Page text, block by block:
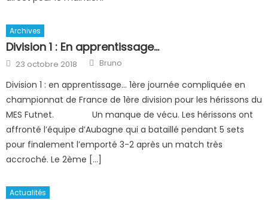
Archives
Division 1 : En apprentissage…
Posted
on
23 octobre 2018 Author
Bruno
Division 1 : en apprentissage… 1ère journée compliquée en
championnat de France de 1ère division pour les hérissons du
MES Futnet. Un manque de vécu. Les hérissons ont
affronté l’équipe d’Aubagne qui a bataillé pendant 5 sets
pour finalement l’emporté 3-2 après un match très
accroché. Le 2ème […]
Actualités